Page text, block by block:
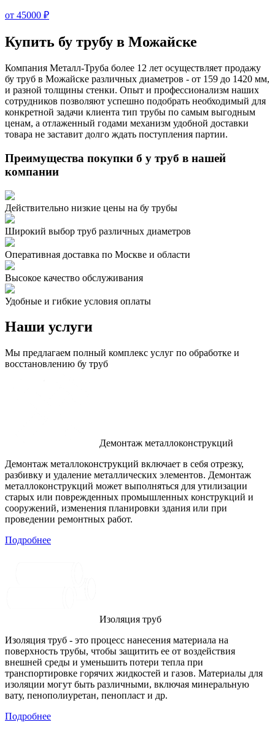
от 45000 ₽
Купить бу трубу в Можайске
Компания Металл-Труба более 12 лет осуществляет продажу
бу труб в Можайске различных диаметров - от 159 до 1420 мм,
и разной толщины стенки. Опыт и профессионализм наших
сотрудников позволяют успешно подобрать необходимый для
конкретной задачи клиента тип трубы по самым выгодным
ценам, а отлаженный годами механизм удобной доставки
товара не заставит долго ждать поступления партии.
Преимущества покупки б у труб в нашей
компании
Действительно низкие цены на бу трубы
Широкий выбор труб различных диаметров
Оперативная доставка по Москве и области
Высокое качество обслуживания
Удобные и гибкие условия оплаты
Наши услуги
Мы предлагаем полный комплекс услуг по обработке и
восстановлению бу труб
Демонтаж металлоконструкций
Демонтаж металлоконструкций включает в себя отрезку,
разбивку и удаление металлических элементов. Демонтаж
металлоконструкций может выполняться для утилизации
старых или поврежденных промышленных конструкций и
сооружений, изменения планировки здания или при
проведении ремонтных работ.
Подробнее
Изоляция труб
Изоляция труб - это процесс нанесения материала на
поверхность трубы, чтобы защитить ее от воздействия
внешней среды и уменьшить потери тепла при
транспортировке горячих жидкостей и газов. Материалы для
изоляции могут быть различными, включая минеральную
вату, пенополиуретан, пенопласт и др.
Подробнее